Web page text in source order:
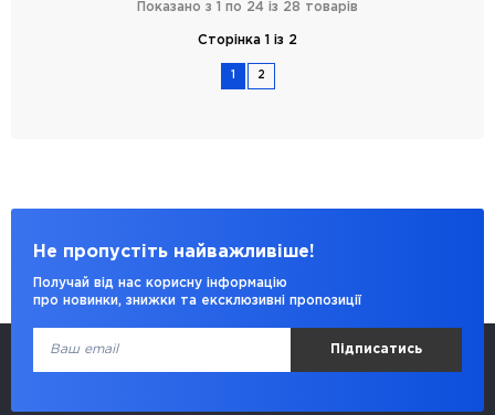
Показано з 1 по 24 із 28 товарів
Сторінка 1 із 2
2
Не пропустіть найважливіше!
Получай від нас корисну інформацію
про новинки, знижки та ексклюзивні пропозиції
Підписатись